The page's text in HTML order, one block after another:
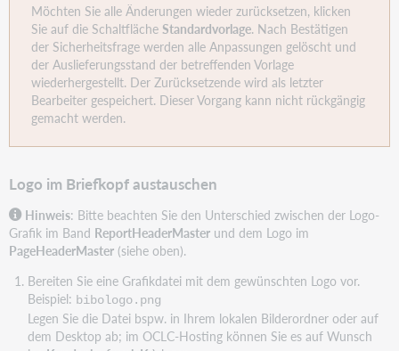
Möchten Sie alle Änderungen wieder zurücksetzen, klicken
Sie auf die Schaltfläche Standardvorlage. Nach Bestätigen
der Sicherheitsfrage werden alle Anpassungen gelöscht und
der Auslieferungsstand der betreffenden Vorlage
wiederhergestellt. Der Zurücksetzende wird als letzter
Bearbeiter gespeichert. Dieser Vorgang kann nicht rückgängig
gemacht werden.
Logo im Briefkopf austauschen
Hinweis: Bitte beachten Sie den Unterschied zwischen der Logo-
Grafik im Band ReportHeaderMaster und dem Logo im
PageHeaderMaster (siehe oben).
Bereiten Sie eine Grafikdatei mit dem gewünschten Logo vor.
Beispiel: bibologo.png
Legen Sie die Datei bspw. in Ihrem lokalen Bilderordner oder auf
dem Desktop ab; im OCLC-Hosting können Sie es auf Wunsch